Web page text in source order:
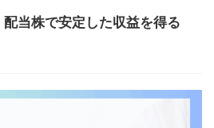
配当株で安定した収益を得る